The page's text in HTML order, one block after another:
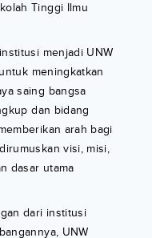
Tinggi Ilmu
menjadi UNW
meningkatkan
saing bangsa
dan bidang
arah bagi
visi, misi,
dasar utama
dari institusi
UNW